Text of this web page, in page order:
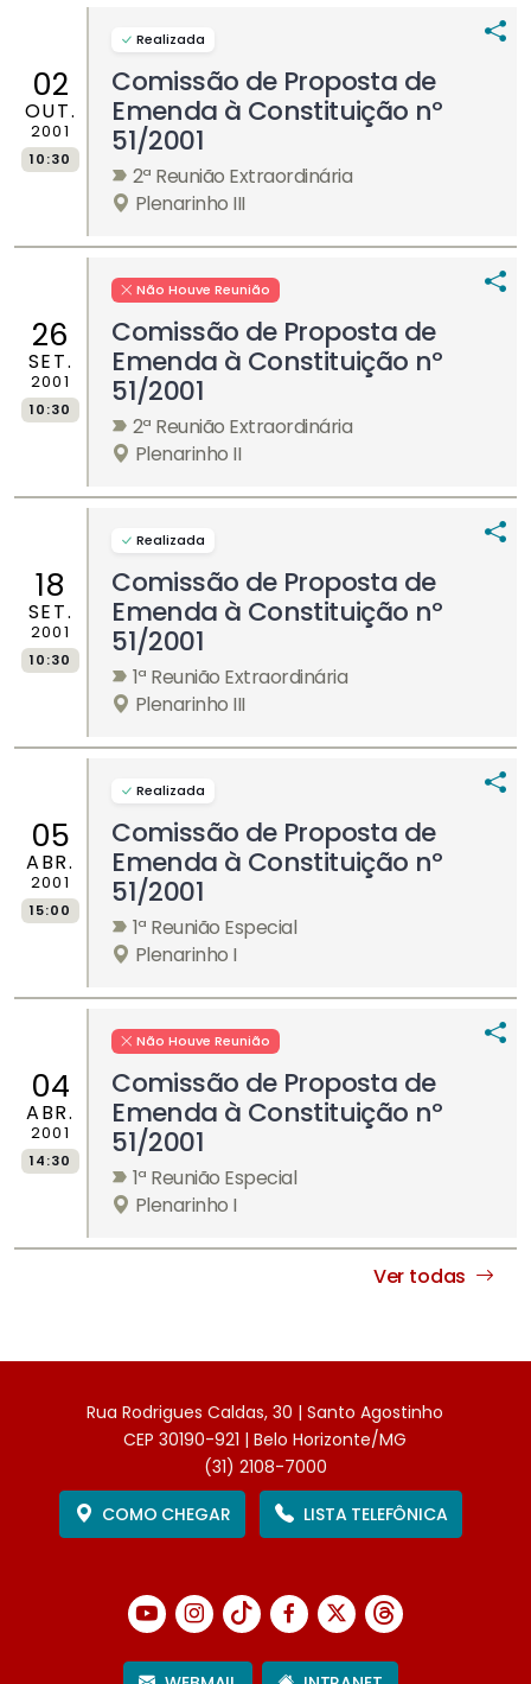
02
OUT.
2001
10:30
Realizada
Comissão de Proposta de
Emenda à Constituição nº
51/2001
2ª Reunião Extraordinária
Plenarinho III
26
SET.
2001
10:30
Não Houve Reunião
Comissão de Proposta de
Emenda à Constituição nº
51/2001
2ª Reunião Extraordinária
Plenarinho II
18
SET.
2001
10:30
Realizada
Comissão de Proposta de
Emenda à Constituição nº
51/2001
1ª Reunião Extraordinária
Plenarinho III
05
ABR.
2001
15:00
Realizada
Comissão de Proposta de
Emenda à Constituição nº
51/2001
1ª Reunião Especial
Plenarinho I
04
ABR.
2001
14:30
Não Houve Reunião
Comissão de Proposta de
Emenda à Constituição nº
51/2001
1ª Reunião Especial
Plenarinho I
Ver todas
Rua Rodrigues Caldas, 30 | Santo Agostinho
CEP 30190-921 | Belo Horizonte/MG
(31) 2108-7000
COMO CHEGAR
LISTA TELEFÔNICA